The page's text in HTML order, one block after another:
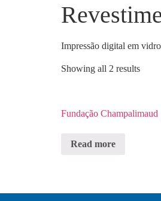
Impressão digital em
Showing all 2 results
Fundação Champalimaud
Read more